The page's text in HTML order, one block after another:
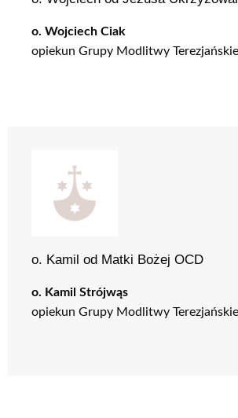
o. Wojciech Ciak
opiekun Grupy Modlitwy
o. Kamil od Matki Bożej OCD
o. Kamil Strójwąs
opiekun Grupy Modlitwy